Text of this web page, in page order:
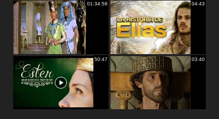
01:34:58 04:43
50:47 03:40